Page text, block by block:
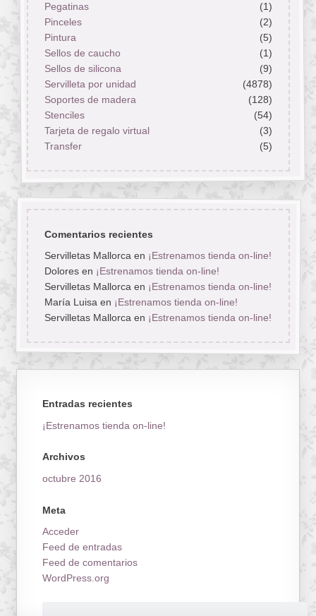
Pegatinas
(1)
Pinceles
(2)
Pintura
(5)
Sellos de caucho
(1)
Sellos de silicona
(9)
Servilleta por unidad
(4878)
Soportes de madera
(128)
Stenciles
(54)
Tarjeta de regalo virtual
(3)
Transfer
(5)
Comentarios recientes
Servilletas Mallorcaen ¡Estrenamos tienda on-line!
Doloresen ¡Estrenamos tienda on-line!
Servilletas Mallorcaen ¡Estrenamos tienda on-line!
María Luisaen ¡Estrenamos tienda on-line!
Servilletas Mallorcaen ¡Estrenamos tienda on-line!
Entradas recientes
¡Estrenamos tienda on-line!
Archivos
octubre 2016
Meta
Acceder
Feed de entradas
Feed de comentarios
WordPress.org